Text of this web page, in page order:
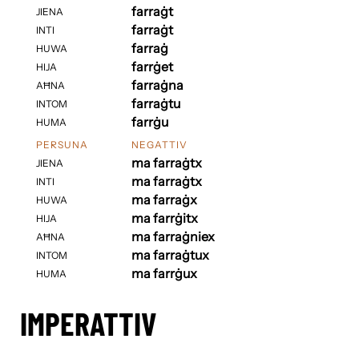
JIENA
INTI
HUWA
HIJA
AĦNA
INTOM
HUMA
farraġt
farraġt
farraġ
farrġet
farraġna
farraġtu
farrġu
PERSUNA
JIENA
INTI
HUWA
HIJA
AĦNA
INTOM
HUMA
NEGATTIV
ma farraġtx
ma farraġtx
ma farraġx
ma farrġitx
ma farraġniex
ma farraġtux
ma farrġux
IMPERATTIV